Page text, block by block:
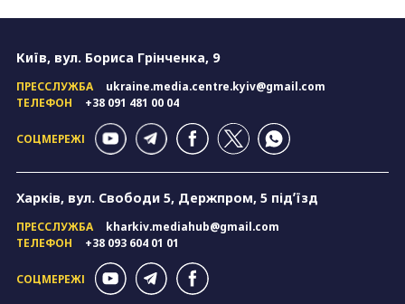
Київ, вул. Бориса Грінченка, 9
ПРЕССЛУЖБА
ukraine.media.centre.kyiv@gmail.com
ТЕЛЕФОН
+38 091 481 00 04
СОЦМЕРЕЖІ
Харків, вул. Свободи 5, Держпром, 5 підʼїзд
ПРЕССЛУЖБА
kharkiv.mediahub@gmail.com
ТЕЛЕФОН
+38 093 604 01 01
СОЦМЕРЕЖІ